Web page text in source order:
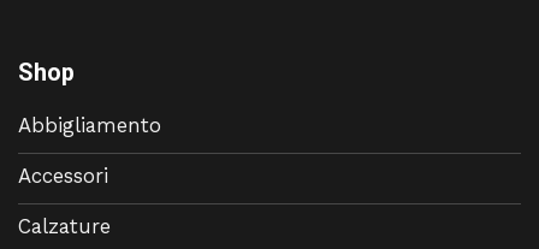
Shop
Abbigliamento
Accessori
Calzature